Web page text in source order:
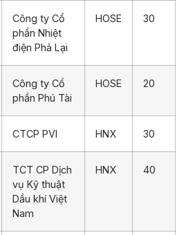
Công ty Cổ
phần Nhiệt
điện Phả Lại
HOSE 30
Công ty Cổ
phần Phú Tài
HOSE 20
CTCP PVI HNX 30
TCT CP Dịch
vụ Kỹ thuật
Dầu khí Việt
Nam
HNX 40